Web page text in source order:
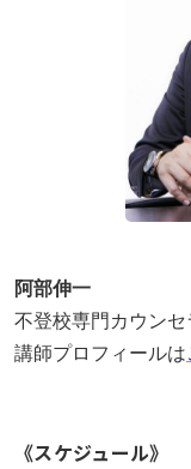
阿部伸一
不登校専門カウン
講師プロフィールは
《スケジュール》